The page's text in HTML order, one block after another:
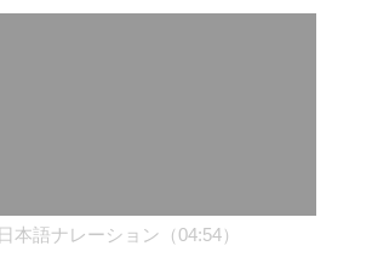
日本語ナレーション（04:54）